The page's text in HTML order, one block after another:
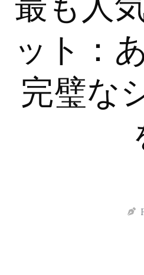
ット：
完璧な